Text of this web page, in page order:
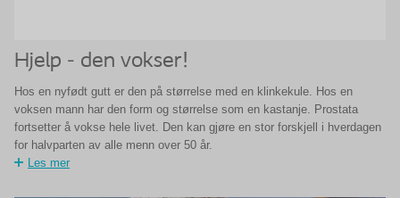
Hjelp - den vokser!
Hos en nyfødt gutt er den på størrelse med en klinkekule. Hos en
voksen mann har den form og størrelse som en kastanje. Prostata
fortsetter å vokse hele livet. Den kan gjøre en stor forskjell i hverdagen
for halvparten av alle menn over 50 år.
Les mer